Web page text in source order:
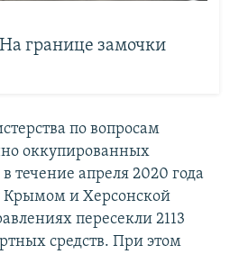
границе замочки
по вопросам
оккупированных
течение апреля 2020 года
и Херсонской
пересекли 2113
средств. При этом